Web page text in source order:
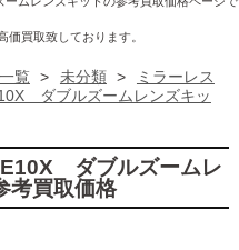
価買取致しております。
覧 > 未分類 >
ミラーレス
ダブルズームレンズキッ
ダブルズームレ
考買取価格